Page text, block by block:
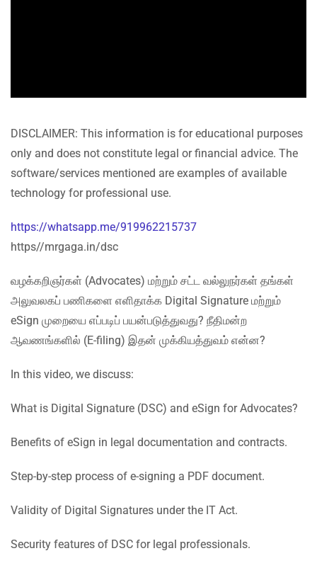
DISCLAIMER: This information is for educational purposes
only and does not constitute legal or financial advice. The
software/services mentioned are examples of available
technology for professional use.
https://whatsapp.me/919962215737
https//mrgaga.in/dsc
வழக்கறிஞர்கள் (Advocates) மற்றும் சட்ட வல்லுநர்கள் தங்கள்
அலுவலகப் பணிகளை எளிதாக்க Digital Signature மற்றும்
eSign முறையை எப்படிப் பயன்படுத்துவது? நீதிமன்ற
ஆவணங்களில் (E-filing) இதன் முக்கியத்துவம் என்ன?
In this video, we discuss:
What is Digital Signature (DSC) and eSign for Advocates?
Benefits of eSign in legal documentation and contracts.
Step-by-step process of e-signing a PDF document.
Validity of Digital Signatures under the IT Act.
Security features of DSC for legal professionals.